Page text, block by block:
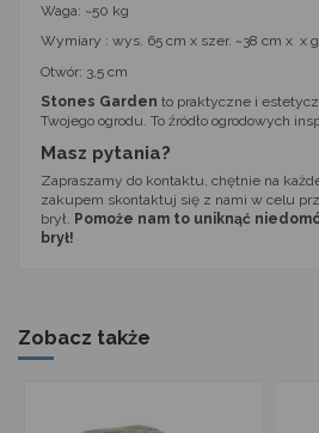
Waga: ~50 kg
Wymiary : wys. 65 cm x szer. ~38 cm x x
Otwór: 3,5 cm
Stones Garden to praktyczne i
Twojego ogrodu. To źródło ogrodowych
Masz pytania?
Zapraszamy do kontaktu, chętnie na
zakupem skontaktuj się z nami w celu
brył. Pomoże nam to uniknąć
brył!
Zobacz także